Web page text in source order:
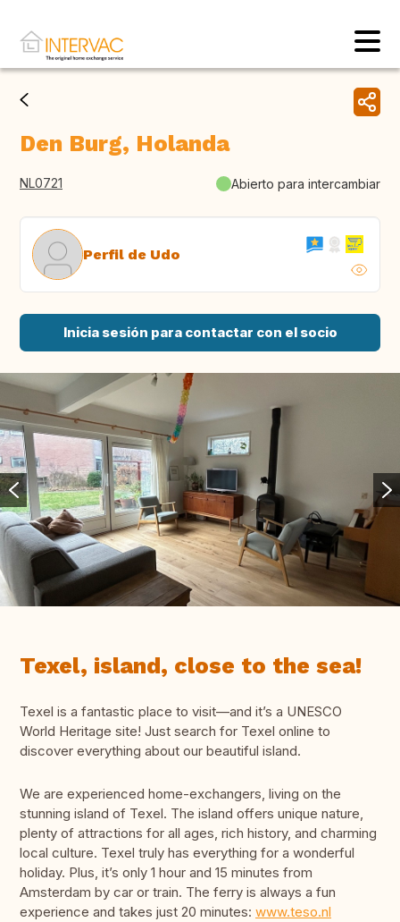
Den Burg, Holanda
NL0721 Abierto para intercambiar
Perfil de Udo
Inicia sesión para contactar con el socio
Texel, island, close to the sea!
Texel is a fantastic place to visit—and it’s a UNESCO
World Heritage site! Just search for Texel online to
discover everything about our beautiful island.
We are experienced home-exchangers, living on the
stunning island of Texel. The island offers unique nature,
plenty of attractions for all ages, rich history, and charming
local culture. Texel truly has everything for a wonderful
holiday. Plus, it’s only 1 hour and 15 minutes from
Amsterdam by car or train. The ferry is always a fun
experience and takes just 20 minutes: www.teso.nl